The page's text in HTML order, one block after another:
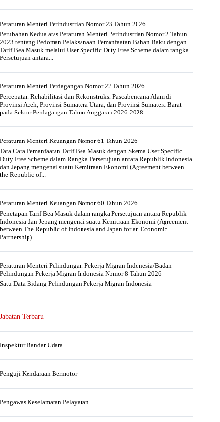
Peraturan Menteri Perindustrian Nomor 23 Tahun 2026
Perubahan Kedua atas Peraturan Menteri Perindustrian Nomor 2 Tahun
2023 tentang Pedoman Pelaksanaan Pemanfaatan Bahan Baku dengan
Tarif Bea Masuk melalui User Specific Duty Free Scheme dalam rangka
Persetujuan antara...
Peraturan Menteri Perdagangan Nomor 22 Tahun 2026
Percepatan Rehabilitasi dan Rekonstruksi Pascabencana Alam di
Provinsi Aceh, Provinsi Sumatera Utara, dan Provinsi Sumatera Barat
pada Sektor Perdagangan Tahun Anggaran 2026-2028
Peraturan Menteri Keuangan Nomor 61 Tahun 2026
Tata Cara Pemanfaatan Tarif Bea Masuk dengan Skema User Specific
Duty Free Scheme dalam Rangka Persetujuan antara Republik Indonesia
dan Jepang mengenai suatu Kemitraan Ekonomi (Agreement between
the Republic of...
Peraturan Menteri Keuangan Nomor 60 Tahun 2026
Penetapan Tarif Bea Masuk dalam rangka Persetujuan antara Republik
Indonesia dan Jepang mengenai suatu Kemitraan Ekonomi (Agreement
between The Republic of Indonesia and Japan for an Economic
Partnership)
Peraturan Menteri Pelindungan Pekerja Migran Indonesia/Badan
Pelindungan Pekerja Migran Indonesia Nomor 8 Tahun 2026
Satu Data Bidang Pelindungan Pekerja Migran Indonesia
Jabatan Terbaru
Inspektur Bandar Udara
Penguji Kendaraan Bermotor
Pengawas Keselamatan Pelayaran